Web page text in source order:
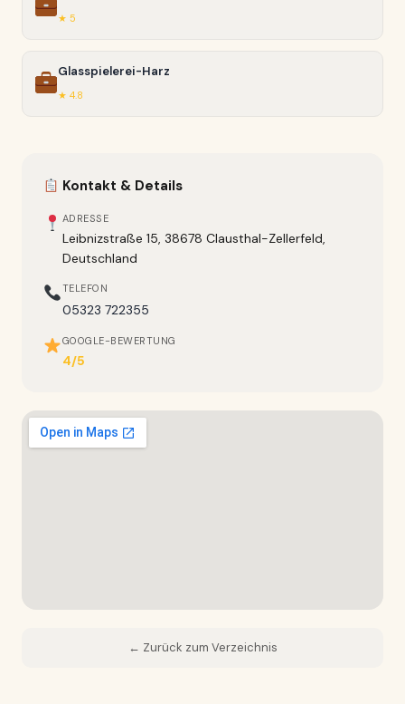
★ 5
Glasspielerei-Harz
★ 4.8
Kontakt & Details
ADRESSE
Leibnizstraße 15, 38678 Clausthal-Zellerfeld,
Deutschland
TELEFON
05323 722355
GOOGLE-BEWERTUNG
4/5
← Zurück zum Verzeichnis